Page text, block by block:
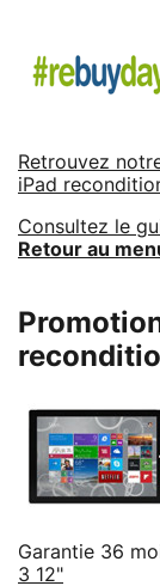
Retrouvez
iPad
Consultez le
Retour au
Garantie 36
3 12"